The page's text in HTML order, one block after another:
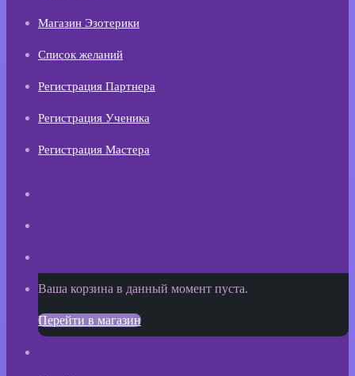
Магазин Эзотерики
Список желаний
Регистрация Партнера
Регистрация Ученика
Регистрация Мастера
Просмотреть
корзину
Ваша корзина в данный момент пуста.
Перейти в магазин